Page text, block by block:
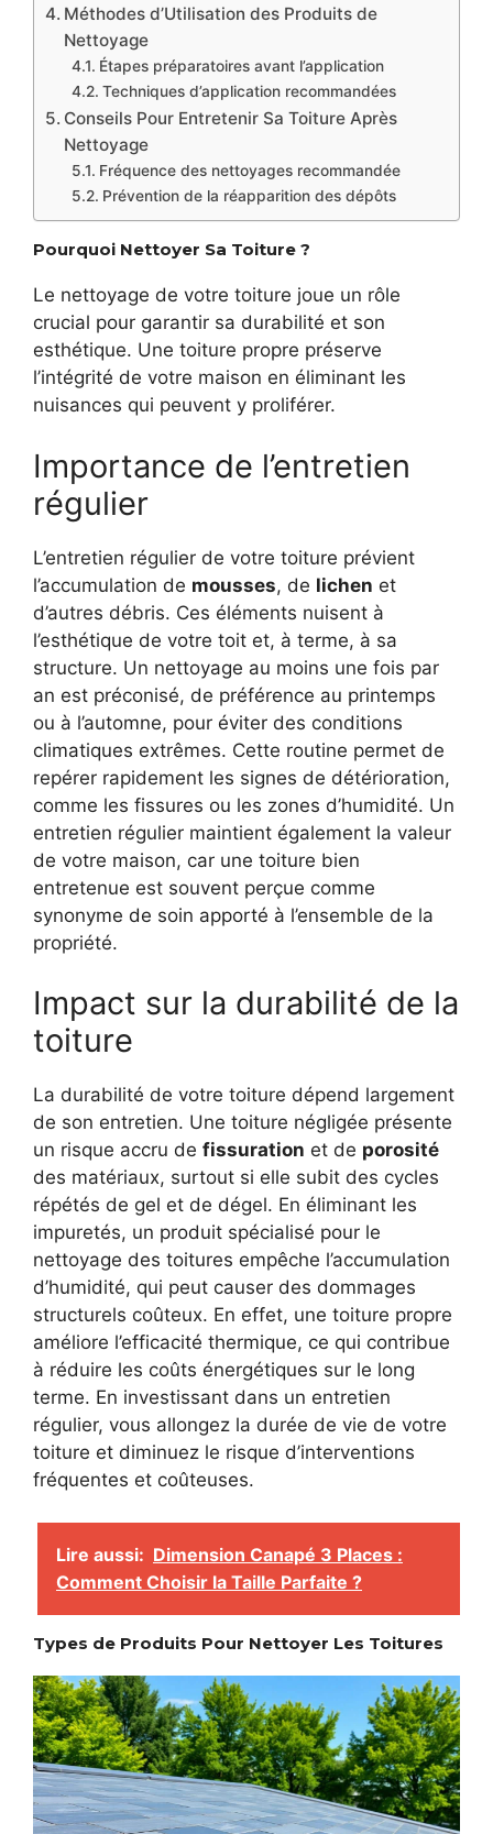
Méthodes d’Utilisation des Produits de
Nettoyage
Étapes préparatoires avant l’application
Techniques d’application recommandées
Conseils Pour Entretenir Sa Toiture Après
Nettoyage
Fréquence des nettoyages recommandée
Prévention de la réapparition des dépôts
Pourquoi Nettoyer Sa Toiture ?
Le nettoyage de votre toiture joue un rôle
crucial pour garantir sa durabilité et son
esthétique. Une toiture propre préserve
l’intégrité de votre maison en éliminant les
nuisances qui peuvent y proliférer.
Importance de l’entretien
régulier
L’entretien régulier de votre toiture prévient
l’accumulation de mousses, de lichen et
d’autres débris. Ces éléments nuisent à
l’esthétique de votre toit et, à terme, à sa
structure. Un nettoyage au moins une fois par
an est préconisé, de préférence au printemps
ou à l’automne, pour éviter des conditions
climatiques extrêmes. Cette routine permet de
repérer rapidement les signes de détérioration,
comme les fissures ou les zones d’humidité. Un
entretien régulier maintient également la valeur
de votre maison, car une toiture bien
entretenue est souvent perçue comme
synonyme de soin apporté à l’ensemble de la
propriété.
Impact sur la durabilité de la
toiture
La durabilité de votre toiture dépend largement
de son entretien. Une toiture négligée présente
un risque accru de fissuration et de porosité
des matériaux, surtout si elle subit des cycles
répétés de gel et de dégel. En éliminant les
impuretés, un produit spécialisé pour le
nettoyage des toitures empêche l’accumulation
d’humidité, qui peut causer des dommages
structurels coûteux. En effet, une toiture propre
améliore l’efficacité thermique, ce qui contribue
à réduire les coûts énergétiques sur le long
terme. En investissant dans un entretien
régulier, vous allongez la durée de vie de votre
toiture et diminuez le risque d’interventions
fréquentes et coûteuses.
Lire aussi: Dimension Canapé 3 Places :
Comment Choisir la Taille Parfaite ?
Types de Produits Pour Nettoyer Les Toitures